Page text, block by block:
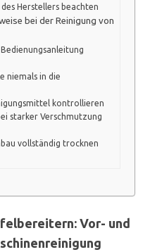
Herstellers beachten
bei der Reinigung von
niemals in die
kontrollieren
starker Verschmutzung
vollständig trocknen
Vor- und